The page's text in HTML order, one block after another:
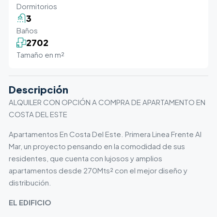
Dormitorios
Baños
3
Tamaño en m²
2702
Descripción
ALQUILER CON OPCIÓN A COMPRA DE APARTAMENTO EN
COSTA DEL ESTE
Apartamentos En Costa Del Este. Primera Linea Frente Al
Mar, un proyecto pensando en la comodidad de sus
residentes, que cuenta con lujosos y amplios
apartamentos desde 270Mts² con el mejor diseño y
distribución.
EL EDIFICIO